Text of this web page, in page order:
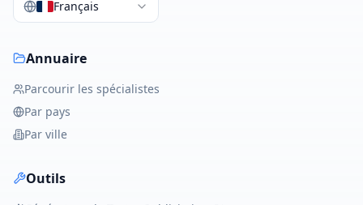
Français
Annuaire
Parcourir les spécialistes
Par pays
Par ville
Outils